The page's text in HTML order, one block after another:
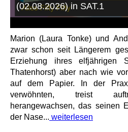
(02.08.2026) in SAT.1
Marion (Laura Tonke) und
zwar schon seit Längerem
Erziehung ihres elfjährigen
Thatenhorst) aber nach wie
auf dem Papier. In der
verwöhnten, treist
herangewachsen, das seinen
der Nase... weiterlesen